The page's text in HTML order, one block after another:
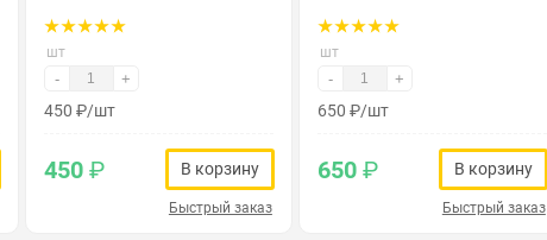
шт
- +
450 ₽/шт
450₽ В корзину
Быстрый заказ
шт
- +
650 ₽/шт
650₽ В корзину
Быстрый заказ